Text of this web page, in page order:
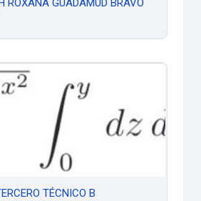
ROXANA GUADAMUD BRAVO
TÉCNICO B
TÉCNICO B